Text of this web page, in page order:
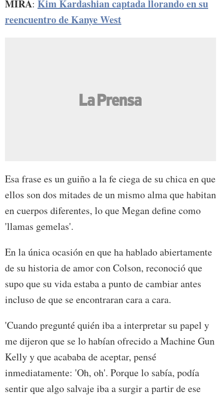
MIRA: Kim Kardashian captada llorando en su
reencuentro de Kanye West
Esa frase es un guiño a la fe ciega de su chica en que
ellos son dos mitades de un mismo alma que habitan
en cuerpos diferentes, lo que Megan define como
'llamas gemelas'.
En la única ocasión en que ha hablado abiertamente
de su historia de amor con Colson, reconoció que
supo que su vida estaba a punto de cambiar antes
incluso de que se encontraran cara a cara.
'Cuando pregunté quién iba a interpretar su papel y
me dijeron que se lo habían ofrecido a Machine Gun
Kelly y que acababa de aceptar, pensé
inmediatamente: 'Oh, oh'. Porque lo sabía, podía
sentir que algo salvaje iba a surgir a partir de ese